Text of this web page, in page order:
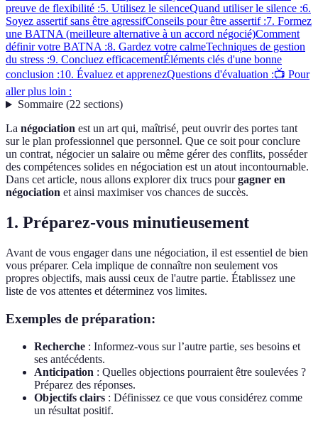
preuve de flexibilité :5. Utilisez le silenceQuand utiliser le silence :6.
Soyez assertif sans être agressifConseils pour être assertif :7. Formez
une BATNA (meilleure alternative à un accord négocié)Comment
définir votre BATNA :8. Gardez votre calmeTechniques de gestion
du stress :9. Concluez efficacementÉléments clés d'une bonne
conclusion :10. Évaluez et apprenezQuestions d'évaluation :📺 Pour
aller plus loin :
Sommaire(22 sections)
La négociation est un art qui, maîtrisé, peut ouvrir des portes tant
sur le plan professionnel que personnel. Que ce soit pour conclure
un contrat, négocier un salaire ou même gérer des conflits, posséder
des compétences solides en négociation est un atout incontournable.
Dans cet article, nous allons explorer dix trucs pourgagner en
négociation et ainsi maximiser vos chances de succès.
1. Préparez-vous minutieusement
Avant de vous engager dans une négociation, il est essentiel de bien
vous préparer. Cela implique de connaître non seulement vos
propres objectifs, mais aussi ceux de l'autre partie. Établissez une
liste de vos attentes et déterminez vos limites.
Exemples de préparation:
Recherche : Informez-vous sur l’autre partie, ses besoins et
ses antécédents.
Anticipation : Quelles objections pourraient être soulevées ?
Préparez des réponses.
Objectifs clairs : Définissez ce que vous considérez comme
un résultat positif.